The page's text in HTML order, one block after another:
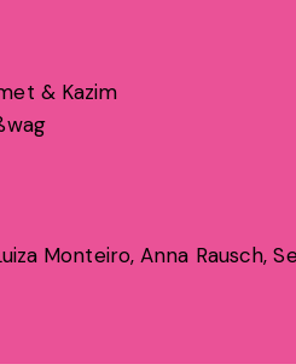
& Kazim
Monteiro, Anna Rausch,